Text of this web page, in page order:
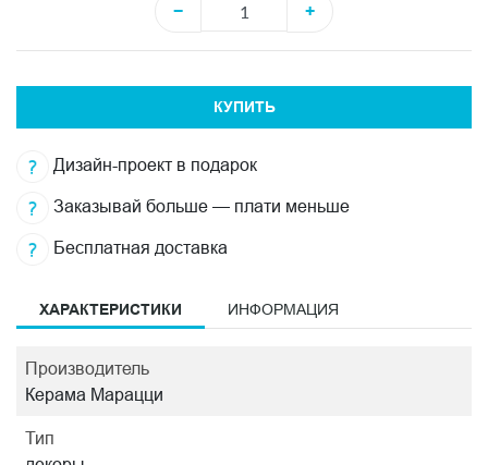
−
+
КУПИТЬ
Дизайн-проект в подарок
Заказывай больше — плати меньше
Бесплатная доставка
ХАРАКТЕРИСТИКИ ИНФОРМАЦИЯ
Производитель
Керама Марацци
Тип